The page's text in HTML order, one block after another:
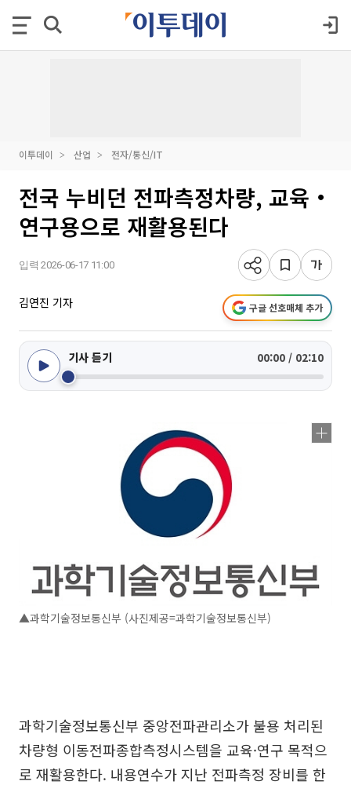
이투데이 산업 전자/통신/IT
전국 누비던 전파측정차량, 교육‧
연구용으로 재활용된다
입력 2026-06-17 11:00
김연진 기자 구글 선호매체 추가
기사 듣기 00:00 / 02:10
▲과학기술정보통신부 (사진제공=과학기술정보통신부)
과학기술정보통신부 중앙전파관리소가 불용 처리된
차량형 이동전파종합측정시스템을 교육·연구 목적으
로 재활용한다. 내용연수가 지난 전파측정 장비를 한